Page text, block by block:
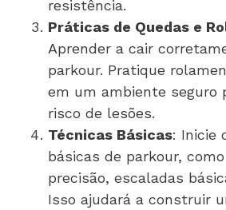
resistência.
Práticas de Quedas e
Aprender a cair
parkour. Pratique
em um ambiente seguro
risco de lesões.
Técnicas Básicas: Inicie
básicas de parkour,
precisão, escaladas
Isso ajudará a construir